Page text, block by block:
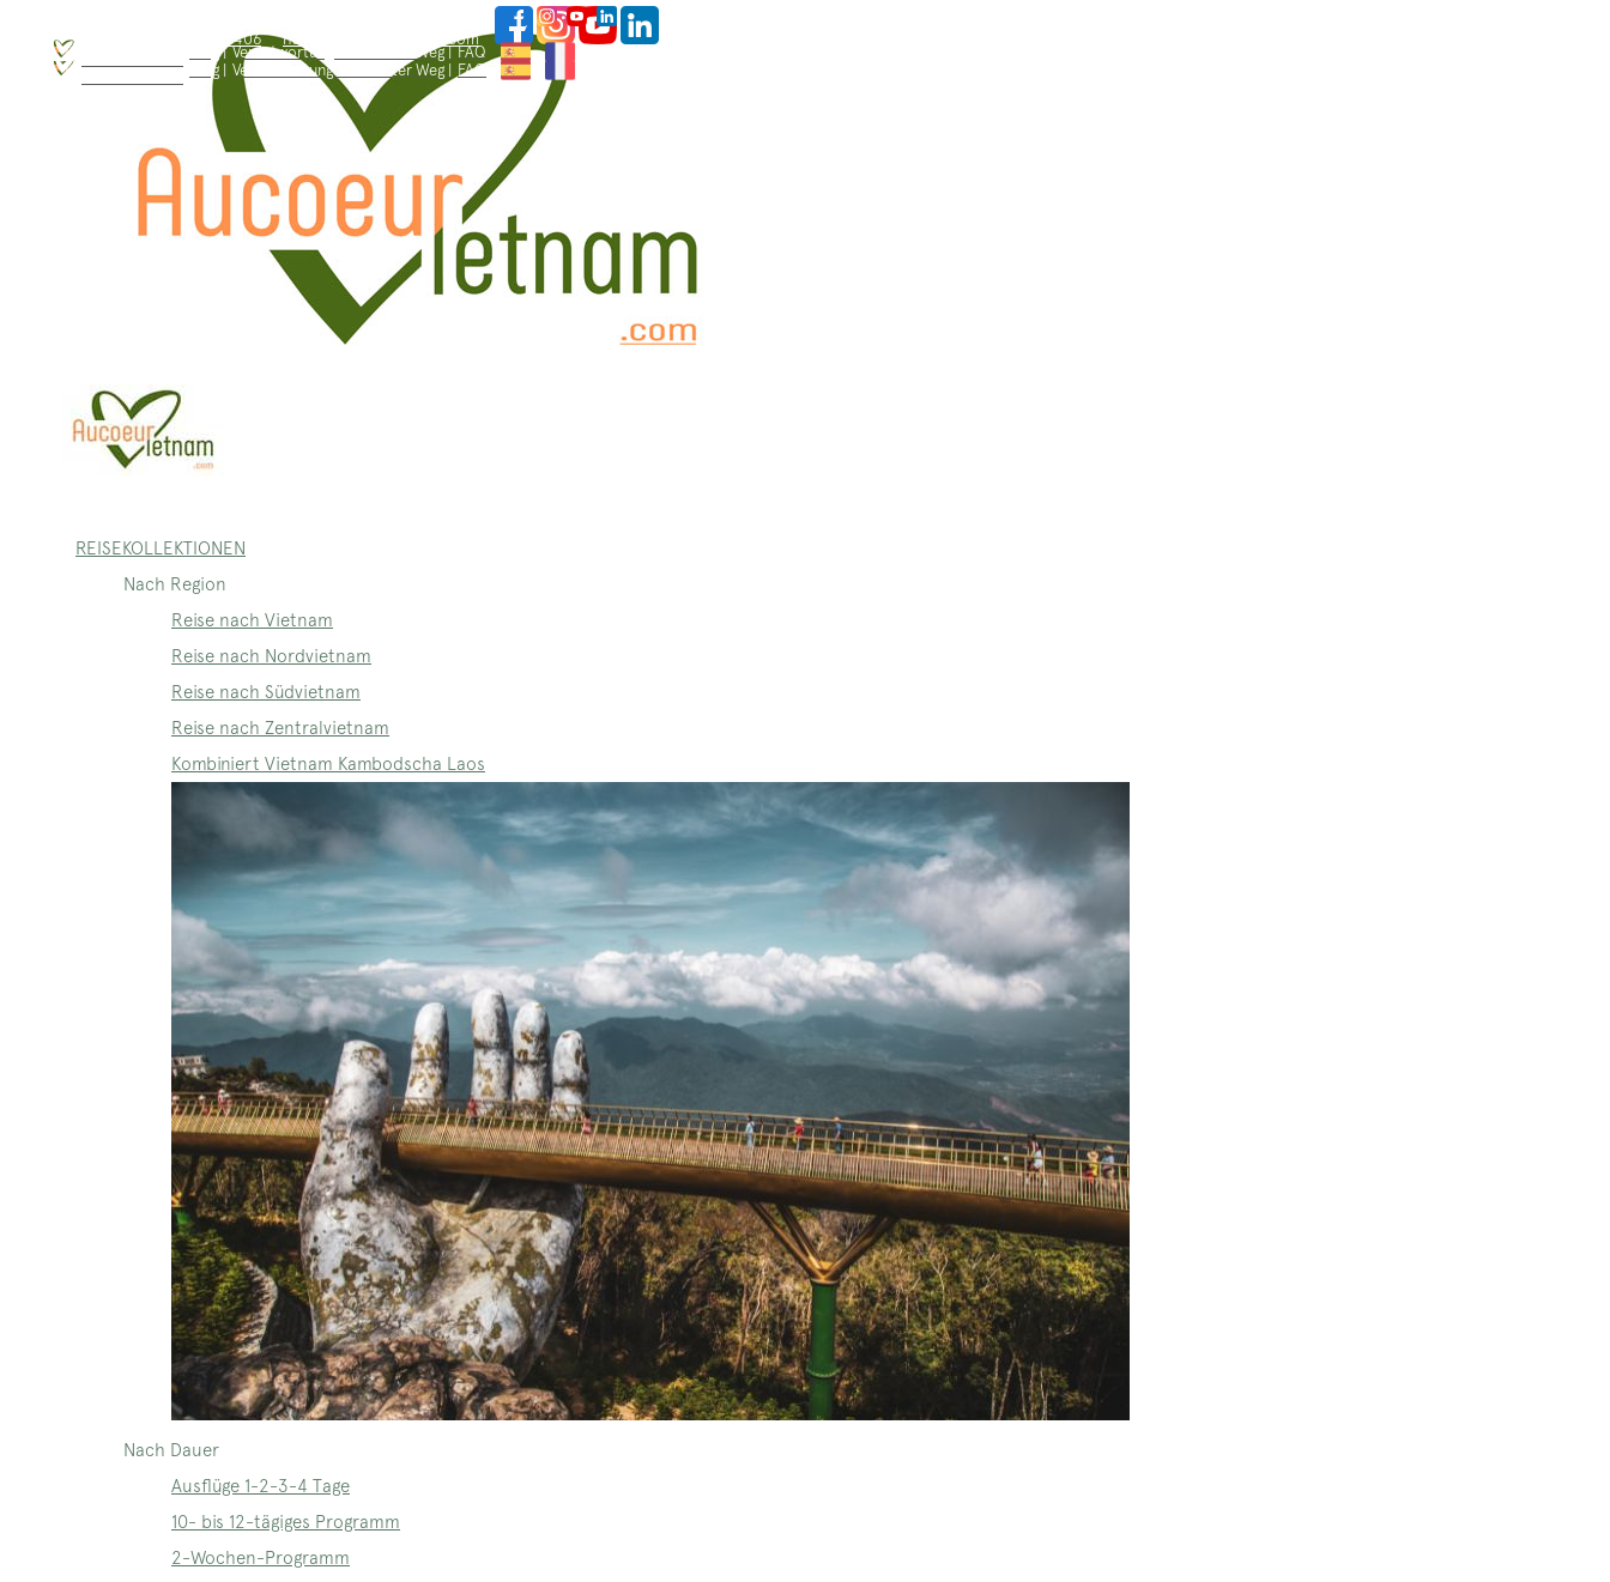
WhatsApp: +84.909.426.406 hallo@aucoeurvietnam.com
Blog | Verantwortungsbewusster Weg | FAQ
REISEKOLLEKTIONEN
Nach Region
Reise nach Vietnam
Reise nach Nordvietnam
Reise nach Südvietnam
Reise nach Zentralvietnam
Kombiniert Vietnam Kambodscha Laos
Nach Dauer
Ausflüge 1-2-3-4 Tage
10- bis 12-tägiges Programm
2-Wochen-Programm
Blog | Verantwortungsbewusster Weg | FAQ